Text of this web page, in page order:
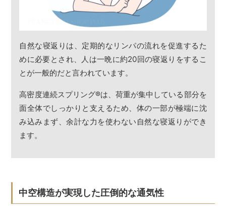
自然な寝返りは、定期的なリンパの流れを促進するた
めに必要とされ、人は一晩に約20回の寝返りをするこ
とが一般的だと言われています。
高密度連続スプリング®は、荷重が集中している部分を
面全体でしっかりと支えるため、体の一部が極端に沈
み込みまず、余計な力を使わない自然な寝返りができ
ます。
中空構造が実現した圧倒的な通気性